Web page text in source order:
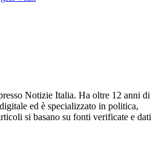
Notizie Italia. Ha oltre 12 anni di
ed è specializzato in politica,
si basano su fonti verificate e dati